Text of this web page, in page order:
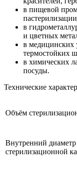
в пищевой
в
и цветных
в медицинских
термостойких
в химических
посуды.
Технические
Объём
Внутренний
стерилизационной